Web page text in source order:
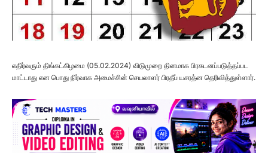
எதிர்வரும் திங்கட்கிழமை (05.02.2024) விடுமுறை தினமாக பிரகடனப்படுத்தப்பட
மாட்டாது என பொது நிர்வாக அமைச்சின் செயலாளர் பிரதீப் யசரத்ன தெரிவித்துள்ளார்.